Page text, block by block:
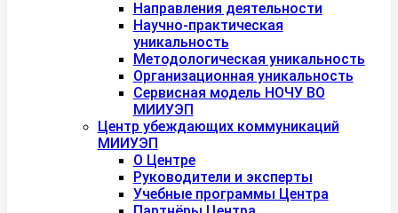
Направления деятельности
Научно-практическая
уникальность
Методологическая уникальность
Организационная уникальность
Сервисная модель НОЧУ ВО
МИИУЭП
Центр убеждающих коммуникаций
МИИУЭП
О Центре
Руководители и эксперты
Учебные программы Центра